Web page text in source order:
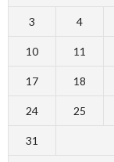
3 4
10 11
17 18
24 25
31